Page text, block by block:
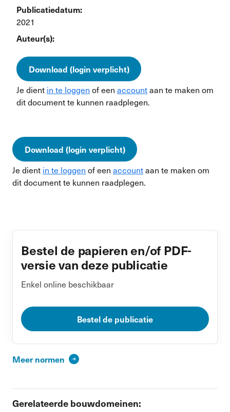
Publicatiedatum:
2021
Auteur(s):
Download (login verplicht)
Je dient in te loggen of een accountaan te maken om
dit document te kunnen raadplegen.
Download (login verplicht)
Je dient in te loggen of een accountaan te maken om
dit document te kunnen raadplegen.
Bestel de papieren en/of PDF-
versie van deze publicatie
Enkel online beschikbaar
Bestel de publicatie
Meer normen
Gerelateerde bouwdomeinen: